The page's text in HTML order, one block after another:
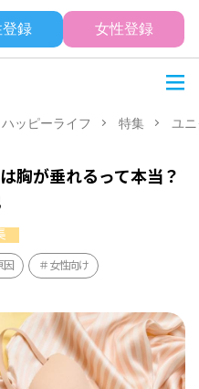
登録 女性登録
ハッピーライフ 特集 ユ
胸が垂れるって本当？
因 女性向け